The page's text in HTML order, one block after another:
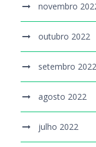
novembro
outubro 2022
setembro 2022
agosto 2022
julho 2022